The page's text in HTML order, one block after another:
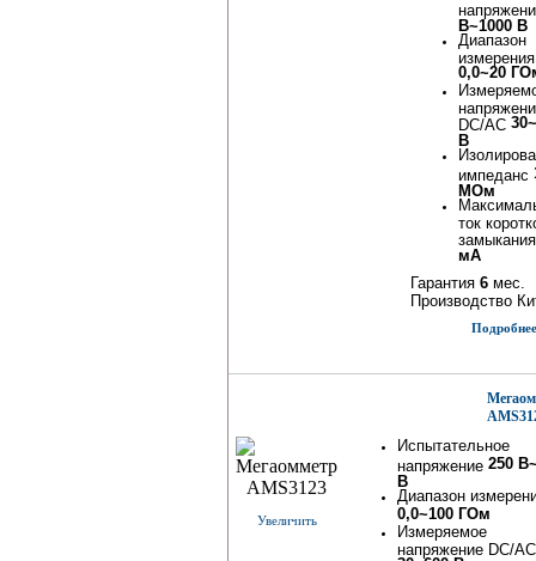
В~1000 В
Диапазон
измерения
0,0~20
DC/AC
В
импеданс
МОм
ток
мА
Гарантия 6 мес.
Производство
Увеличить
Испытательное
напряжение 250
В
Диапазон
0,0~100 ГОм
Измеряемое
напряжение DC/AC